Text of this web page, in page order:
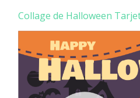
Collage de Halloween